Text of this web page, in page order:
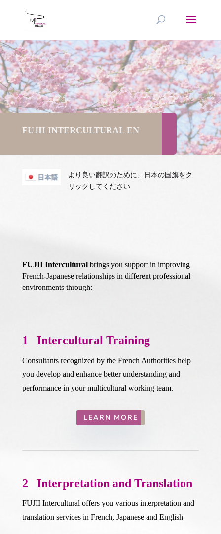
FUJII INTERCULTURAL EN
より良い翻訳のために、日本の国旗をク
リックしてください
FUJII Interculturalbrings you support in improving
French-Japanese relationships in different professional
environments through:
1 Intercultural Training
Consultants recognized by the French Authorities help
you develop and enhance better understanding and
performance in your multicultural working team.
LEARN MORE
2 Interpretation and Translation
FUJII Intercultural offers you various interpretation and
translation services in French, Japanese and English.